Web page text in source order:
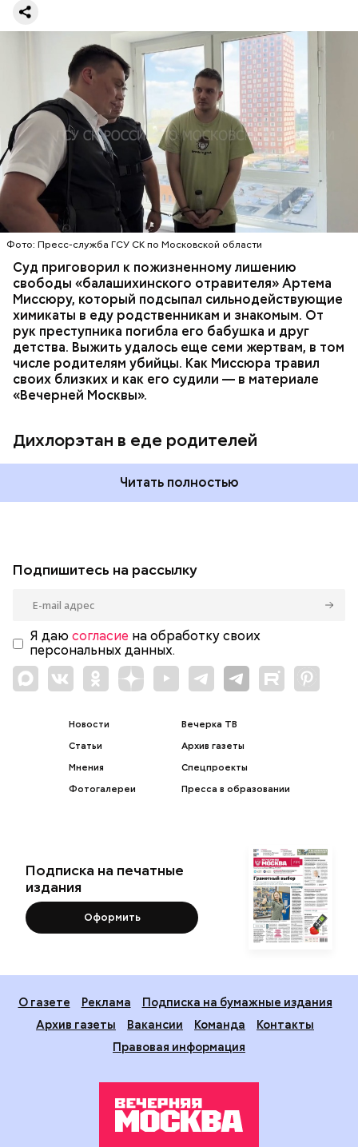
Фото: Пресс-служба ГСУ СК по Московской области
Суд приговорил к пожизненному лишению
свободы «балашихинского отравителя» Артема
Миссюру, который подсыпал сильнодействующие
химикаты в еду родственникам и знакомым. От
рук преступника погибла его бабушка и друг
детства. Выжить удалось еще семи жертвам, в том
числе родителям убийцы. Как Миссюра травил
своих близких и как его судили — в материале
«Вечерней Москвы».
Дихлорэтан в еде родителей
Все началось в июне, когда двое супругов
обратились в местную больницу с жалобами на
плохое самочувствие. Врачи не смогли поставить
им точный диагноз, после чего анализы
потерпевших направили на экспертизу. В них
специалисты обнаружили сильнодействующий
химикат дихлорэтан, который не мог попасть в
организм супругов случайно. То же самое вещество
нашли в еде, изъятой из квартиры пострадавших.
Видео: пресс-служба ГСУ СК по Московской области
Читать полностью
ОТРАВЛЕНИЯ БАЛАШИХА
РОДИТЕЛИ
СЛЕДСТВЕННЫЙ КОМИТЕТ
ЭКСПЕРТИЗЫ
Подпишитесь на рассылку
Я даю согласие на обработку своих
персональных данных.
Новости
Статьи
Мнения
Фотогалереи
Вечерка ТВ
Архив газеты
Спецпроекты
Пресса в образовании
Подписка на печатные
издания
Оформить
О газете Реклама
Подписка на бумажные издания
Архив газеты
Вакансии Команда
Контакты
Правовая информация